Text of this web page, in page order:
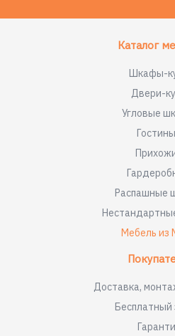
Каталог
Шкафы-
Двери-
Угловые
Распашные
Мебель
Доставка,
Бесплатный